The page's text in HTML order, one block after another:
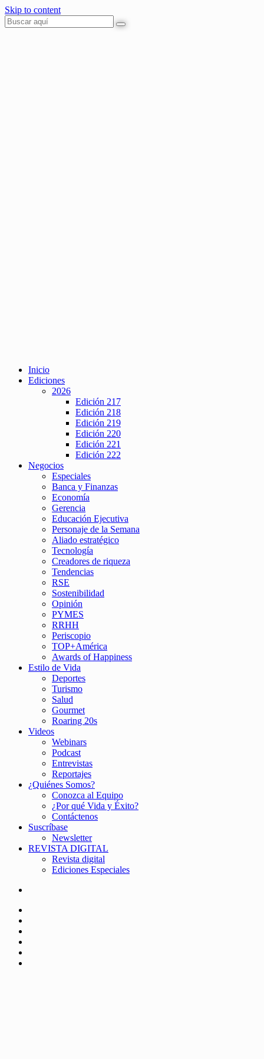
Skip to content
Inicio
Ediciones
2026
Edición 217
Edición 218
Edición 219
Edición 220
Edición 221
Edición 222
Negocios
Especiales
Banca y Finanzas
Economía
Gerencia
Educación Ejecutiva
Personaje de la Semana
Aliado estratégico
Tecnología
Creadores de riqueza
Tendencias
RSE
Sostenibilidad
Opinión
PYMES
RRHH
Periscopio
TOP+América
Awards of Happiness
Estilo de Vida
Deportes
Turismo
Salud
Gourmet
Roaring 20s
Videos
Webinars
Podcast
Entrevistas
Reportajes
¿Quiénes Somos?
Conozca al Equipo
¿Por qué Vida y Éxito?
Contáctenos
Suscríbase
Newsletter
REVISTA DIGITAL
Revista digital
Ediciones Especiales